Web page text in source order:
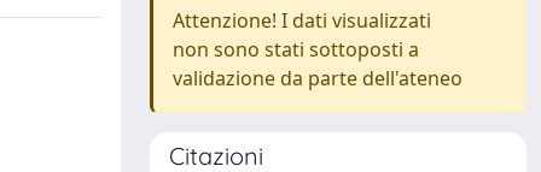
Attenzione! I dati visualizzati
non sono stati sottoposti a
validazione da parte dell'ateneo
Citazioni